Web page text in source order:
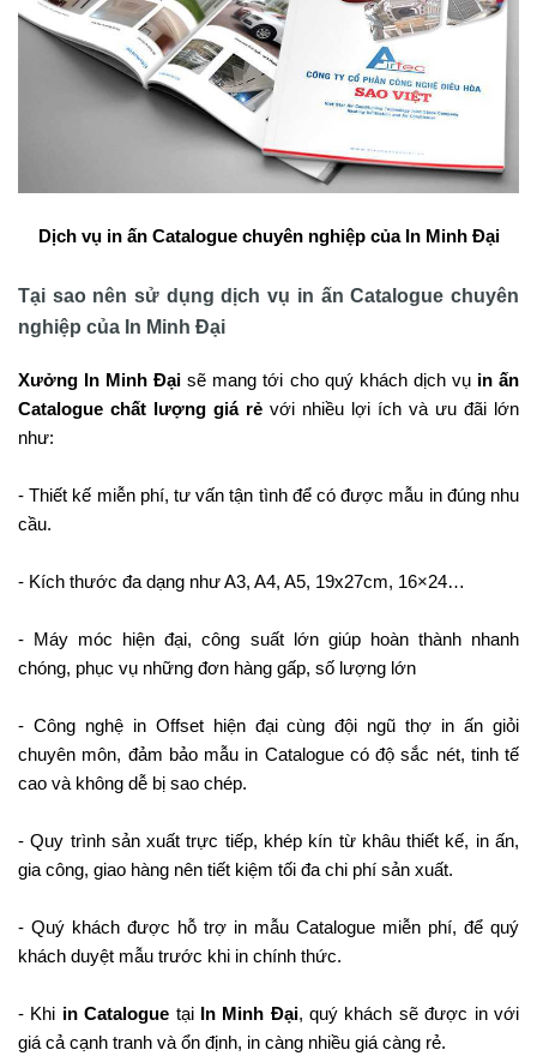
Dịch vụ in ấn Catalogue chuyên nghiệp của In Minh Đại
Tại sao nên sử dụng dịch vụ in ấn Catalogue chuyên
nghiệp của In Minh Đại
Xưởng In Minh Đại sẽ mang tới cho quý khách dịch vụ in ấn
Catalogue chất lượng giá rẻ với nhiều lợi ích và ưu đãi lớn
như:
- Thiết kế miễn phí, tư vấn tận tình để có được mẫu in đúng nhu
cầu.
- Kích thước đa dạng như A3, A4, A5, 19x27cm, 16×24…
- Máy móc hiện đại, công suất lớn giúp hoàn thành nhanh
chóng, phục vụ những đơn hàng gấp, số lượng lớn
- Công nghệ in Offset hiện đại cùng đội ngũ thợ in ấn giỏi
chuyên môn, đảm bảo mẫu in Catalogue có độ sắc nét, tinh tế
cao và không dễ bị sao chép.
- Quy trình sản xuất trực tiếp, khép kín từ khâu thiết kế, in ấn,
gia công, giao hàng nên tiết kiệm tối đa chi phí sản xuất.
- Quý khách được hỗ trợ in mẫu Catalogue miễn phí, để quý
khách duyệt mẫu trước khi in chính thức.
- Khi in Catalogue tạiIn Minh Đại, quý khách sẽ được in với
giá cả cạnh tranh và ổn định, in càng nhiều giá càng rẻ.